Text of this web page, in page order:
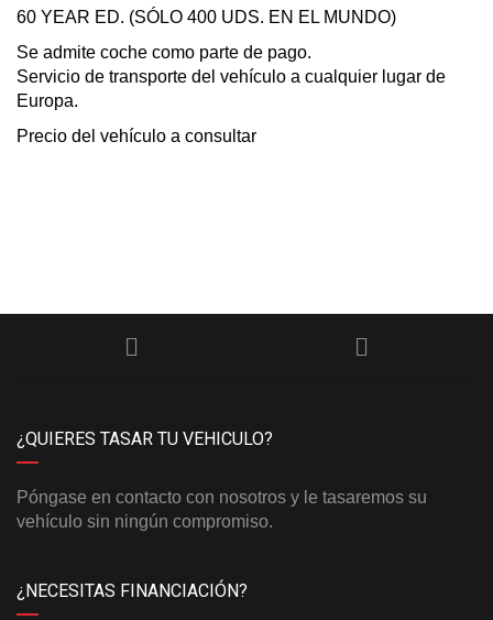
60 YEAR ED. (SÓLO 400 UDS. EN EL MUNDO)
Se admite coche como parte de pago.
Servicio de transporte del vehículo a cualquier lugar de
Europa.
Precio del vehículo a consultar
¿QUIERES TASAR TU VEHICULO?
Póngase en contacto con nosotros y le tasaremos su
vehículo sin ningún compromiso.
¿NECESITAS FINANCIACIÓN?